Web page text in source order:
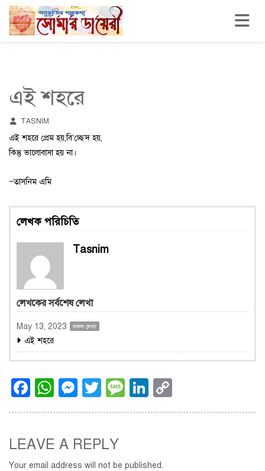
Toggle
এই শহরে
TASNIM
এই শহরে প্রেম হয়,বি’চ্ছে’দ হয়,
কিন্তু ভালোবাসা হয় না।
~তাসনিম এমি
লেখক পরিচিতি
Tasnim
লেখকের সর্বশেষ লেখা
May 13, 2023 সকল লেখা
এই শহরে
Facebook
WhatsApp
Messenger
Twitter
Message
LinkedIn
Link
LEAVE A REPLY
Your email address will not be published.